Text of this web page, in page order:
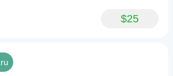
$25